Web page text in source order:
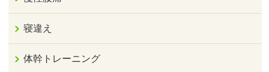
寝違え
体幹トレーニング